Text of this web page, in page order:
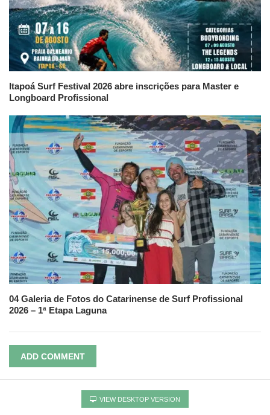
Itapoá Surf Festival 2026 abre inscrições para Master e
Longboard Profissional
04 Galeria de Fotos do Catarinense de Surf Profissional
2026 – 1ª Etapa Laguna
ADD COMMENT
VIEW DESKTOP VERSION